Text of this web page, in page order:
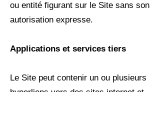
ou entité figurant sur le Site sans son
autorisation expresse.
Applications et services tiers
Le Site peut contenir un ou plusieurs
hyperliens vers des sites internet et